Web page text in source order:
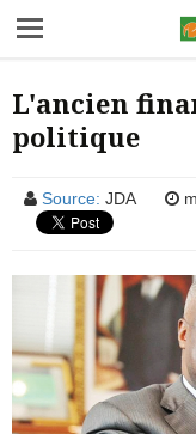
L'ancien
politique
Source: JDA